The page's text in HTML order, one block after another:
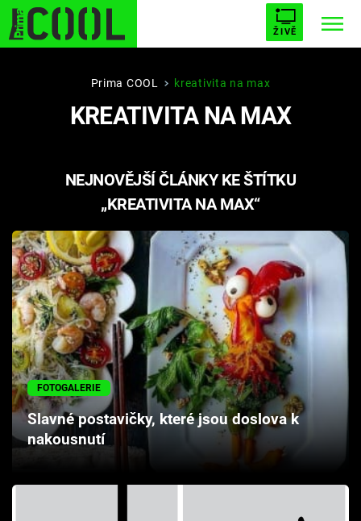
ŽIVĚ
STARHOUSE BUFFY, PŘEMOŽITELKA UPÍRŮ
PLNEJ KOTEL AVENGERS 5
Filmy
Seriály
Hry
Cool Esport
Pořady
TV Program
Prima COOL kreativita na max
KREATIVITA NA MAX
NEJNOVĚJŠÍ ČLÁNKY KE ŠTÍTKU
„KREATIVITA NA MAX“
FOTOGALERIE
Slavné postavičky, které jsou doslova k
nakousnutí